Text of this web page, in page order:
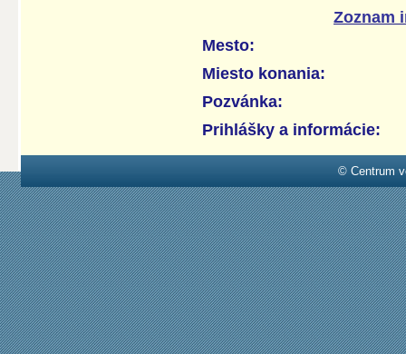
Zoznam
Mesto:
Miesto konania:
Pozvánka:
Prihlášky a informácie:
© Centrum